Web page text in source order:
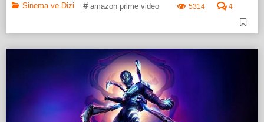
Sinema ve Dizi # amazon prime video 5314 4